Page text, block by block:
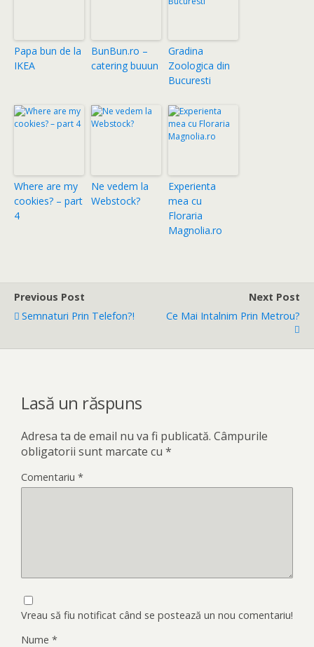
Papa bun de la
IKEA
BunBun.ro –
catering buuun
Gradina
Zoologica din
Bucuresti
Where are my
cookies? – part
4
Ne vedem la
Webstock?
Experienta
mea cu
Floraria
Magnolia.ro
Previous Post
Semnaturi Prin Telefon?!
Next Post
Ce Mai Intalnim Prin Metrou?
Lasă un răspuns
Adresa ta de email nu va fi publicată. Câmpurile
obligatorii sunt marcate cu *
Comentariu *
Vreau să fiu notificat când se postează un nou comentariu!
Nume *